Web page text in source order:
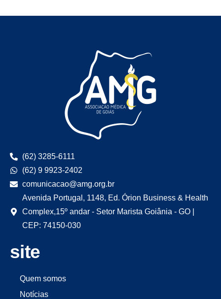
(62) 3285-6111
(62) 9 9923-2402
comunicacao@amg.org.br
Avenida Portugal, 1148, Ed. Órion Business & Health
Complex,15º andar - Setor Marista Goiânia - GO |
CEP: 74150-030
site
Quem somos
Notícias